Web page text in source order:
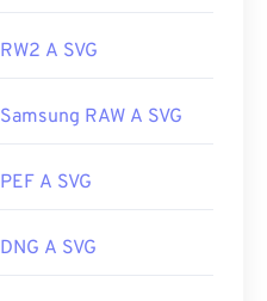
RW2 A SVG
Samsung RAW A SVG
PEF A SVG
DNG A SVG